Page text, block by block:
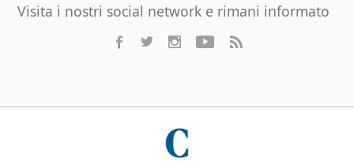
Visita i nostri social network e rimani informato